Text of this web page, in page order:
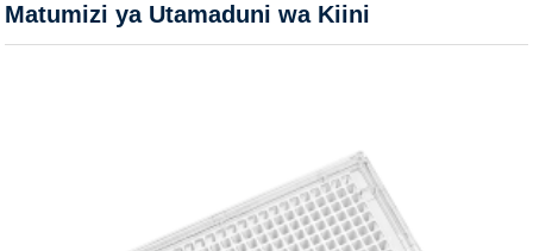
Matumizi ya Utamaduni wa Kiini